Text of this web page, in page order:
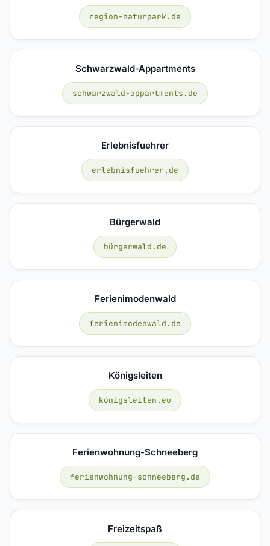
region-naturpark.de
Schwarzwald-Appartments
schwarzwald-appartments.de
Erlebnisfuehrer
erlebnisfuehrer.de
Bürgerwald
bürgerwald.de
Ferienimodenwald
ferienimodenwald.de
Königsleiten
königsleiten.eu
Ferienwohnung-Schneeberg
ferienwohnung-schneeberg.de
Freizeitspaß